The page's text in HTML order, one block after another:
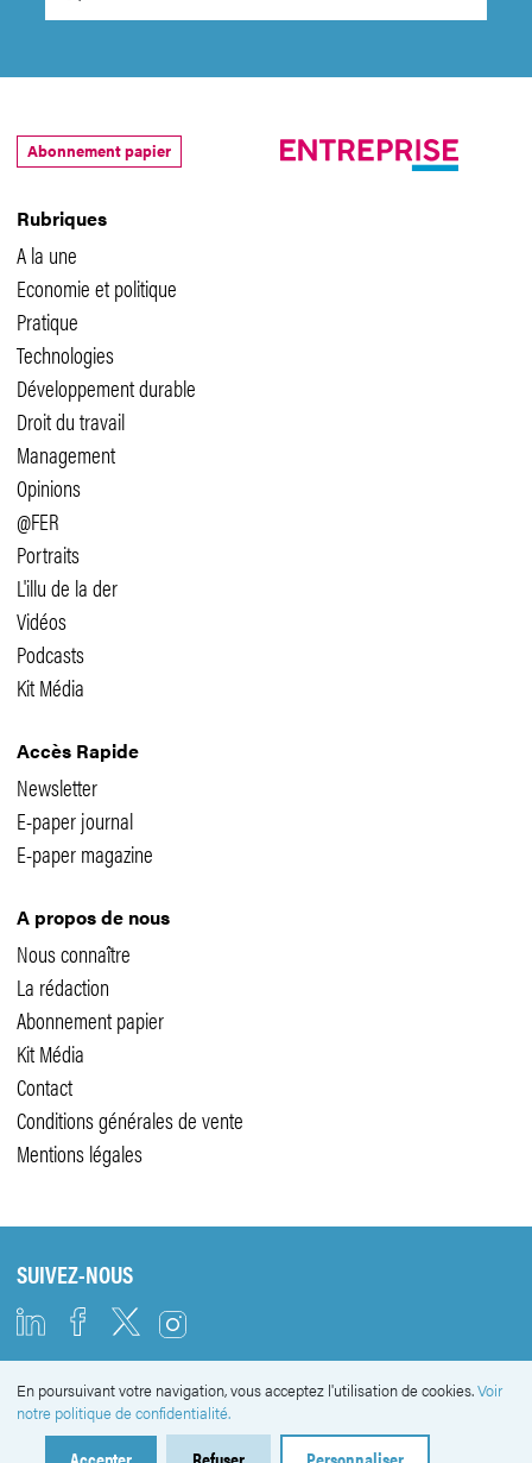
Rubriques
A la une
Economie et politique
Pratique
Technologies
Développement durable
Droit du travail
Management
Opinions
@FER
Portraits
L'illu de la der
Vidéos
Podcasts
Kit Média
Accès Rapide
Newsletter
E-paper journal
E-paper magazine
A propos de nous
Nous connaître
La rédaction
Abonnement papier
Kit Média
Contact
Conditions générales de vente
Mentions légales
Abonnement papier
SUIVEZ-NOUS
NEWSLETTER
En poursuivant votre navigation, vous acceptez l'utilisation de cookies.Voir
notre politique de confidentialité.